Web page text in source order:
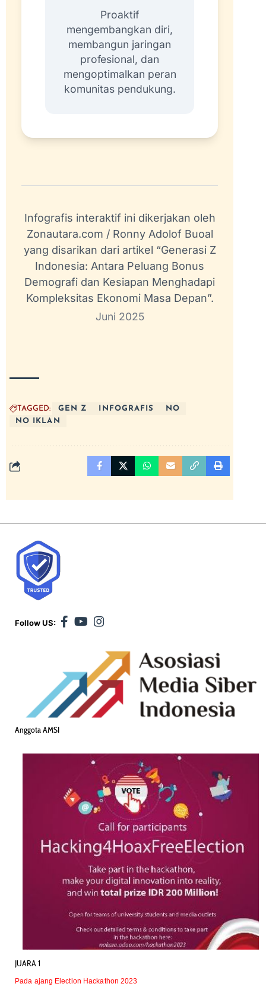
Proaktif
mengembangkan diri,
membangun jaringan
profesional, dan
mengoptimalkan peran
komunitas pendukung.
Infografis interaktif ini dikerjakan oleh
Zonautara.com / Ronny Adolof Buoal
yang disarikan dari artikel “Generasi Z
Indonesia: Antara Peluang Bonus
Demografi dan Kesiapan Menghadapi
Kompleksitas Ekonomi Masa Depan”.
Juni 2025
TAGGED: GEN Z INFOGRAFIS
NO
NO IKLAN
Follow US:
Anggota AMSI
JUARA 1
Pada ajang Election Hackathon 2023